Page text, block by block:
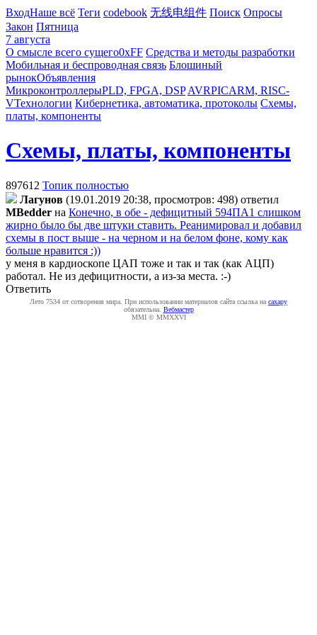
ВходНаше всё Теги codebook 无线电组件 Поиск Опросы
Закон Пятница
7 августа
О смысле всего сущего0xFF Средства и методы разработки
Мобильная и беспроводная связь Блошиный
рынокОбъявления
МикроконтроллерыPLD, FPGA, DSP AVRPICARM, RISC-
VТехнологии Кибернетика, автоматика, протоколы Схемы,
платы, компоненты
Схемы, платы, компоненты
897612 Топик полностью
Лагунов (19.01.2019 20:38, просмотров: 498) ответил
MBedder на Конечно, в обе - дефицитный 594ПА1 слишком
жирно было бы две штуки ставить. Реанимировал и добавил
схемы в пост выше - на черном и на белом фоне, кому как
больше нравится :))
у меня в кардиоскопе ЦАП тоже и так и так (как АЦП)
работал. Не из дефицитности, а из-за места. :-)
Ответить
Лето 7534 от сотворения мира. При использовании материалов сайта ссылка на caxapу
обязательна. Вебмастер
MMI © MMXXVI